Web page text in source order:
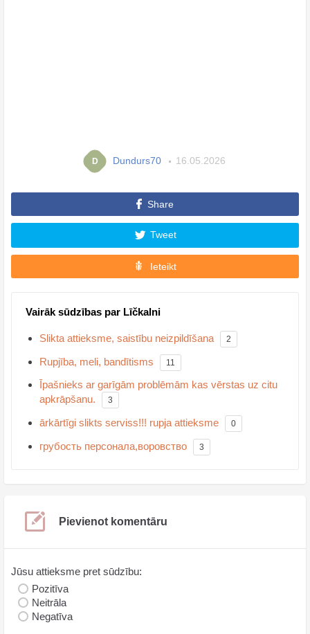
D Dundurs70 16.05.2026
Share
Tweet
Ieteikt
Vairāk sūdzības par Līčkalni
Slikta attieksme, saistību neizpildīšana 2
Rupjība, meli, bandītisms 11
Īpašnieks ar garīgām problēmām kas vērstas uz citu
apkrāpšanu.
3
ārkārtīgi slikts serviss!!! rupja attieksme 0
грубость персонала,воровство 3
Pievienot komentāru
Jūsu attieksme pret sūdzību:
Pozitīva
Neitrāla
Negatīva